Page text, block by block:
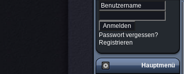
Passwort vergessen?
Registrieren
Hauptmenü